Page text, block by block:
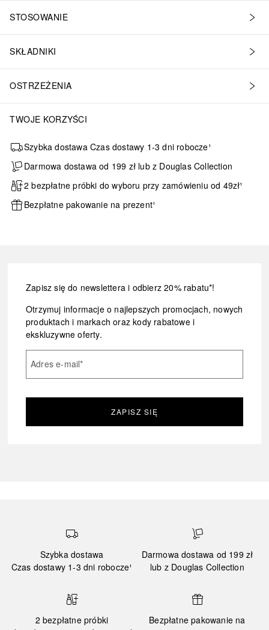
STOSOWANIE
SKŁADNIKI
OSTRZEŻENIA
TWOJE KORZYŚCI
Szybka dostawa Czas dostawy 1-3 dni robocze¹
Darmowa dostawa od 199 zł lub z Douglas Collection
2 bezpłatne próbki do wyboru przy zamówieniu od 49zł¹
Bezpłatne pakowanie na prezent¹
Zapisz się do newslettera i odbierz 20% rabatu*!
Otrzymuj informacje o najlepszych promocjach, nowych
produktach i markach oraz kody rabatowe i
ekskluzywne oferty.
Adres e-mail*
ZAPISZ SIĘ
Szybka dostawa
Czas dostawy 1-3 dni robocze¹
Darmowa dostawa od 199 zł
lub z Douglas Collection
2 bezpłatne próbki
Bezpłatne pakowanie na